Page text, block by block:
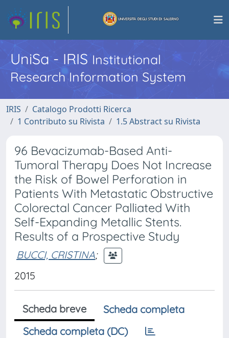
UniSa - IRISInstitutional
Research Information System
IRIS
Catalogo Prodotti Ricerca
1 Contributo su Rivista
1.5 Abstract su Rivista
96 Bevacizumab-Based Anti-
Tumoral Therapy Does Not Increase
the Risk of Bowel Perforation in
Patients With Metastatic Obstructive
Colorectal Cancer Palliated With
Self-Expanding Metallic Stents.
Results of a Prospective Study
BUCCI, CRISTINA;
2015
Scheda breve
Scheda completa
Scheda completa (DC)